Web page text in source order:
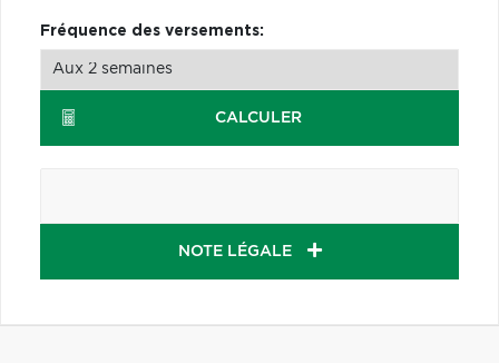
Fréquence des versements:
CALCULER
NOTE LÉGALE